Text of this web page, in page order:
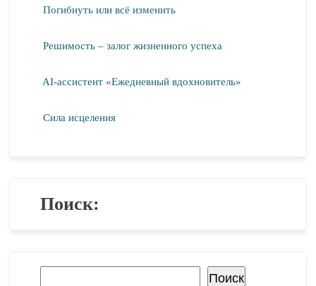
Погибнуть или всё изменить
Решимость – залог жизненного успеха
AI-ассистент «Ежедневный вдохновитель»
Сила исцеления
Поиск:
Поиск